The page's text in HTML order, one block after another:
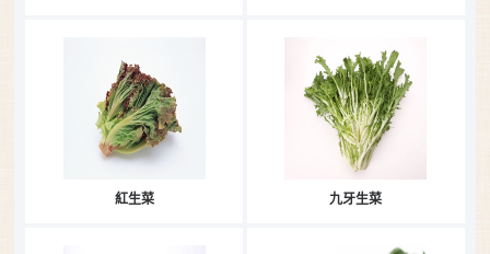
紅生菜 九牙生菜